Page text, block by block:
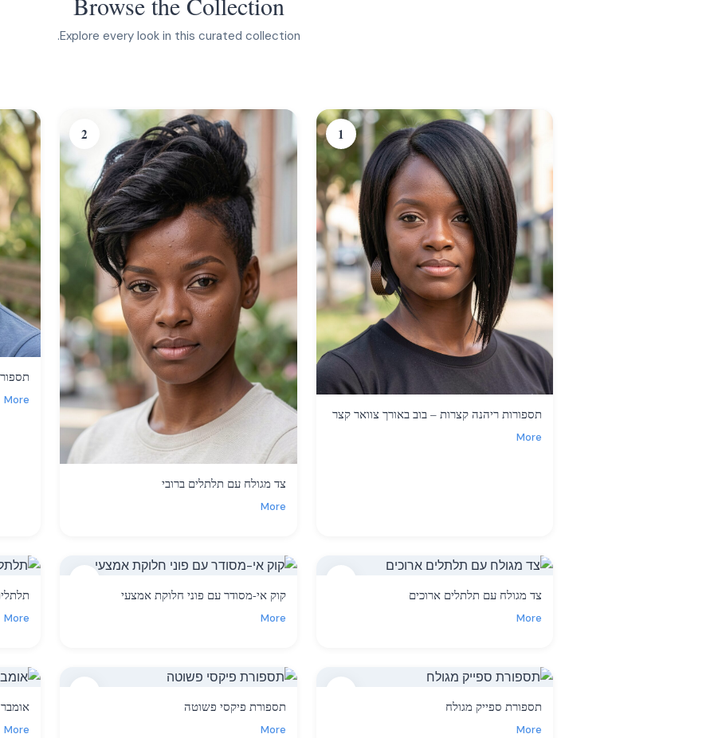
Explore every look in this curated collection.
1
תספורות ריהנה קצרות – בוב באורך צוואר קצר
More
2
צד מגולח עם תלתלים ברובי
More
More
צד מגולח עם תלתלים ארוכים
More
קוק אי-מסודר עם פוני חלוקת אמצעי
More
More
תספורת ספייק מגולח
More
תספורת פיקסי פשוטה
More
More